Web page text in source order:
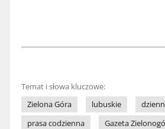
Temat i słowa kluczowe:
Zielona Góra
lubuskie
prasa codzienna
Gazeta